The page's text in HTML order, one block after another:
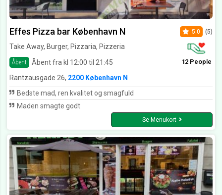
Effes Pizza bar København N
Take Away, Burger, Pizzaria, Pizzeria
Åbent Åbent fra kl 12:00 til 21:45
5.0 (5)
12 People
Rantzausgade 26, 2200 København N
Bedste mad, ren kvalitet og smagfuld
Maden smagte godt
Se Menukort